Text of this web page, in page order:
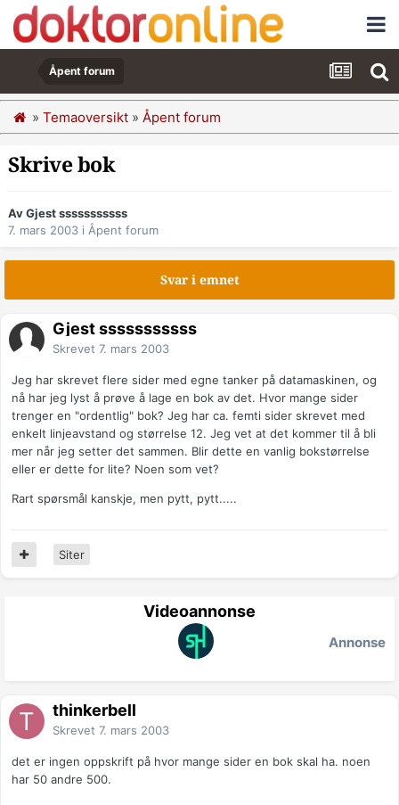
Åpent forum
» Temaoversikt » Åpent forum
Skrive bok
Av Gjest sssssssssss
7. mars 2003 i Åpent forum
Svar i emnet
Gjest sssssssssss
Skrevet 7. mars 2003
Jeg har skrevet flere sider med egne tanker på datamaskinen, og
nå har jeg lyst å prøve å lage en bok av det. Hvor mange sider
trenger en "ordentlig" bok? Jeg har ca. femti sider skrevet med
enkelt linjeavstand og størrelse 12. Jeg vet at det kommer til å bli
mer når jeg setter det sammen. Blir dette en vanlig bokstørrelse
eller er dette for lite? Noen som vet?
Rart spørsmål kanskje, men pytt, pytt.....
Siter
Videoannonse
Annonse
thinkerbell
Skrevet 7. mars 2003
det er ingen oppskrift på hvor mange sider en bok skal ha. noen
har 50 andre 500.